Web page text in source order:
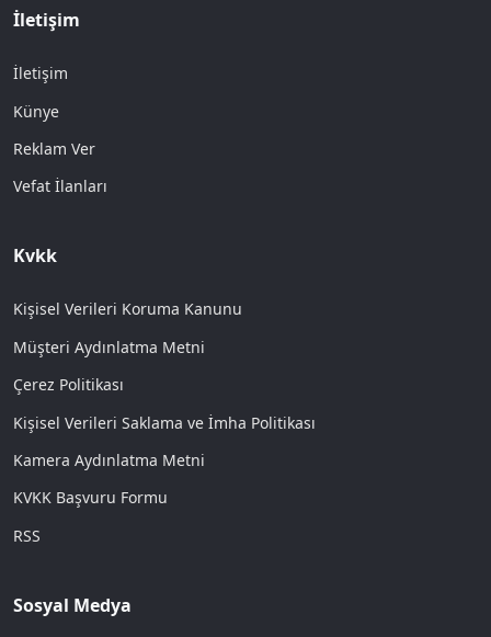
İletişim
İletişim
Künye
Reklam Ver
Vefat İlanları
Kvkk
Kişisel Verileri Koruma Kanunu
Müşteri Aydınlatma Metni
Çerez Politikası
Kişisel Verileri Saklama ve İmha Politikası
Kamera Aydınlatma Metni
KVKK Başvuru Formu
RSS
Sosyal Medya